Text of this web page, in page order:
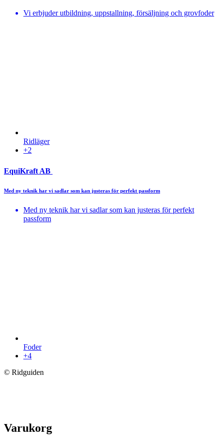
Vi erbjuder utbildning, uppstallning, försäljning och grovfoder
Ridläger
+2
EquiKraft AB
Med ny teknik har vi sadlar som kan justeras för perfekt passform
Med ny teknik har vi sadlar som kan justeras för perfekt
passform
Foder
+4
© Ridguiden
Varukorg